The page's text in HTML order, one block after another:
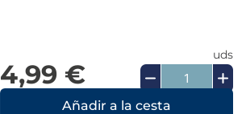
4,99 €
uds
Añadir a la cesta